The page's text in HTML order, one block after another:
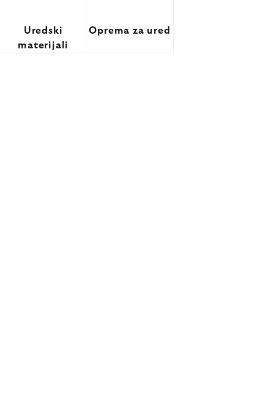
Uredski
materijali
Oprema za ured